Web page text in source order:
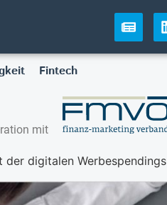
Fintech
mit
der digitalen Werbespendings